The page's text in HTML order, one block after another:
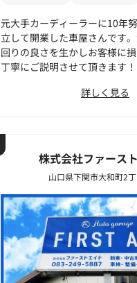
元大手カーディーラーに10年
立して開業した車屋さんです
回りの良さを生かしお客様に
丁寧にご説明させて頂きます！
詳しく見る
株式会社ファース
山口県下関市大和町2